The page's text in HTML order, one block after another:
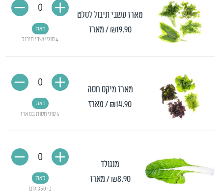
מארז עשבי תיבול לסלט
₪19.90 / מארז
4 סוגי עשבי תיבול
מארז
0
מארז מיקס חסה
₪14.90/ מארז
4 סוגי חסות במארז
מארז
0
מנגולד
₪8.90 / מארז
כ-350 גרם
מארז
0